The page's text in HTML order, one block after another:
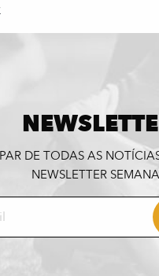
DE TODAS AS
NEWSLETTER